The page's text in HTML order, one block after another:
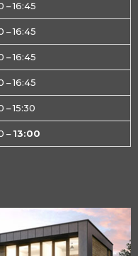
– 16:45
– 16:45
– 16:45
– 16:45
– 15:30
– 13:00